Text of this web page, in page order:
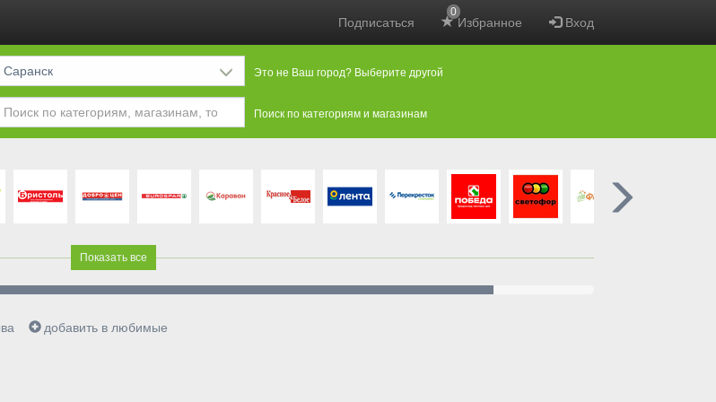
Подписаться Избранное
0
Вход
Саранск Это не Ваш город? Выберите другой
Поиск по категориям и магазинам
Показать все
добавить в любимые